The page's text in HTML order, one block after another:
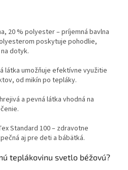
20 % polyester – príjemná bavlna
poskytuje pohodlie,
dotyk.
látka umožňuje efektívne využitie
od mikín po tepláky.
a pevná látka vhodná na
Standard 100 – zdravotne
aj pre deti a bábätká.
teplákovinu svetlo béžovú?